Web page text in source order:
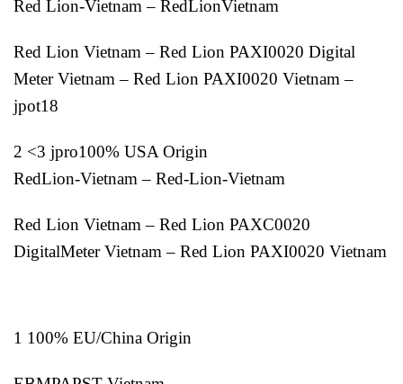
Red Lion-Vietnam – RedLionVietnam
Red Lion Vietnam – Red Lion PAXI0020 Digital
Meter Vietnam – Red Lion PAXI0020 Vietnam –
jpot18
2 <3 jpro100% USA Origin
RedLion-Vietnam – Red-Lion-Vietnam
Red Lion Vietnam – Red Lion PAXC0020
DigitalMeter Vietnam – Red Lion PAXI0020 Vietnam
1 100% EU/China Origin